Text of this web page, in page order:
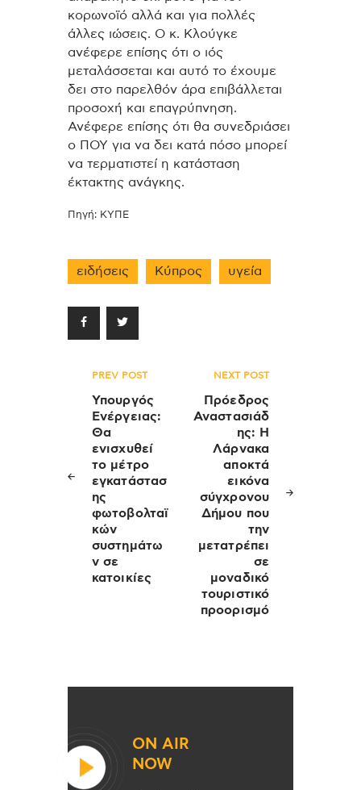
κορωνοϊό αλλά και για πολλές
άλλες ιώσεις. Ο κ. Κλούγκε
ανέφερε επίσης ότι ο ιός
μεταλάσσεται και αυτό το έχουμε
δει στο παρελθόν άρα επιβάλλεται
προσοχή και επαγρύπνηση.
Ανέφερε επίσης ότι θα συνεδριάσει
ο ΠΟΥ για να δει κατά πόσο μπορεί
να τερματιστεί η κατάσταση
έκτακτης ανάγκης.
Πηγή: ΚΥΠΕ
ειδήσεις Κύπρος υγεία
Πλοήγηση
άρθρων
PREV POST
Υπουργός
Ενέργειας:
Θα
ενισχυθεί
το μέτρο
εγκατάστασ
ης
φωτοβολταϊ
κών
συστημάτω
ν σε
κατοικίες
NEXT POST
Πρόεδρος
Αναστασιάδ
ης: Η
Λάρνακα
αποκτά
εικόνα
σύγχρονου
Δήμου που
την
μετατρέπει
σε
μοναδικό
τουριστικό
προορισμό
ON AIR
NOW